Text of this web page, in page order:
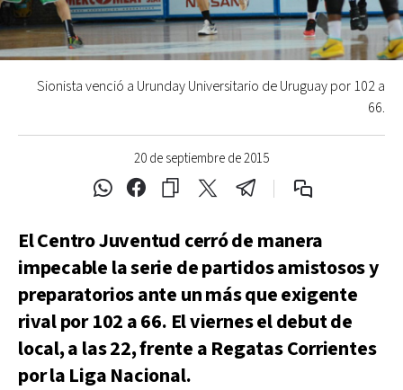
20 de septiembre de 2015
Sionista venció a Urunday Universitario de Uruguay por 102 a
66.
El Centro Juventud cerró de manera
impecable la serie de partidos amistosos y
preparatorios ante un más que exigente
rival por 102 a 66. El viernes el debut de
local, a las 22, frente a Regatas Corrientes
por la Liga Nacional.